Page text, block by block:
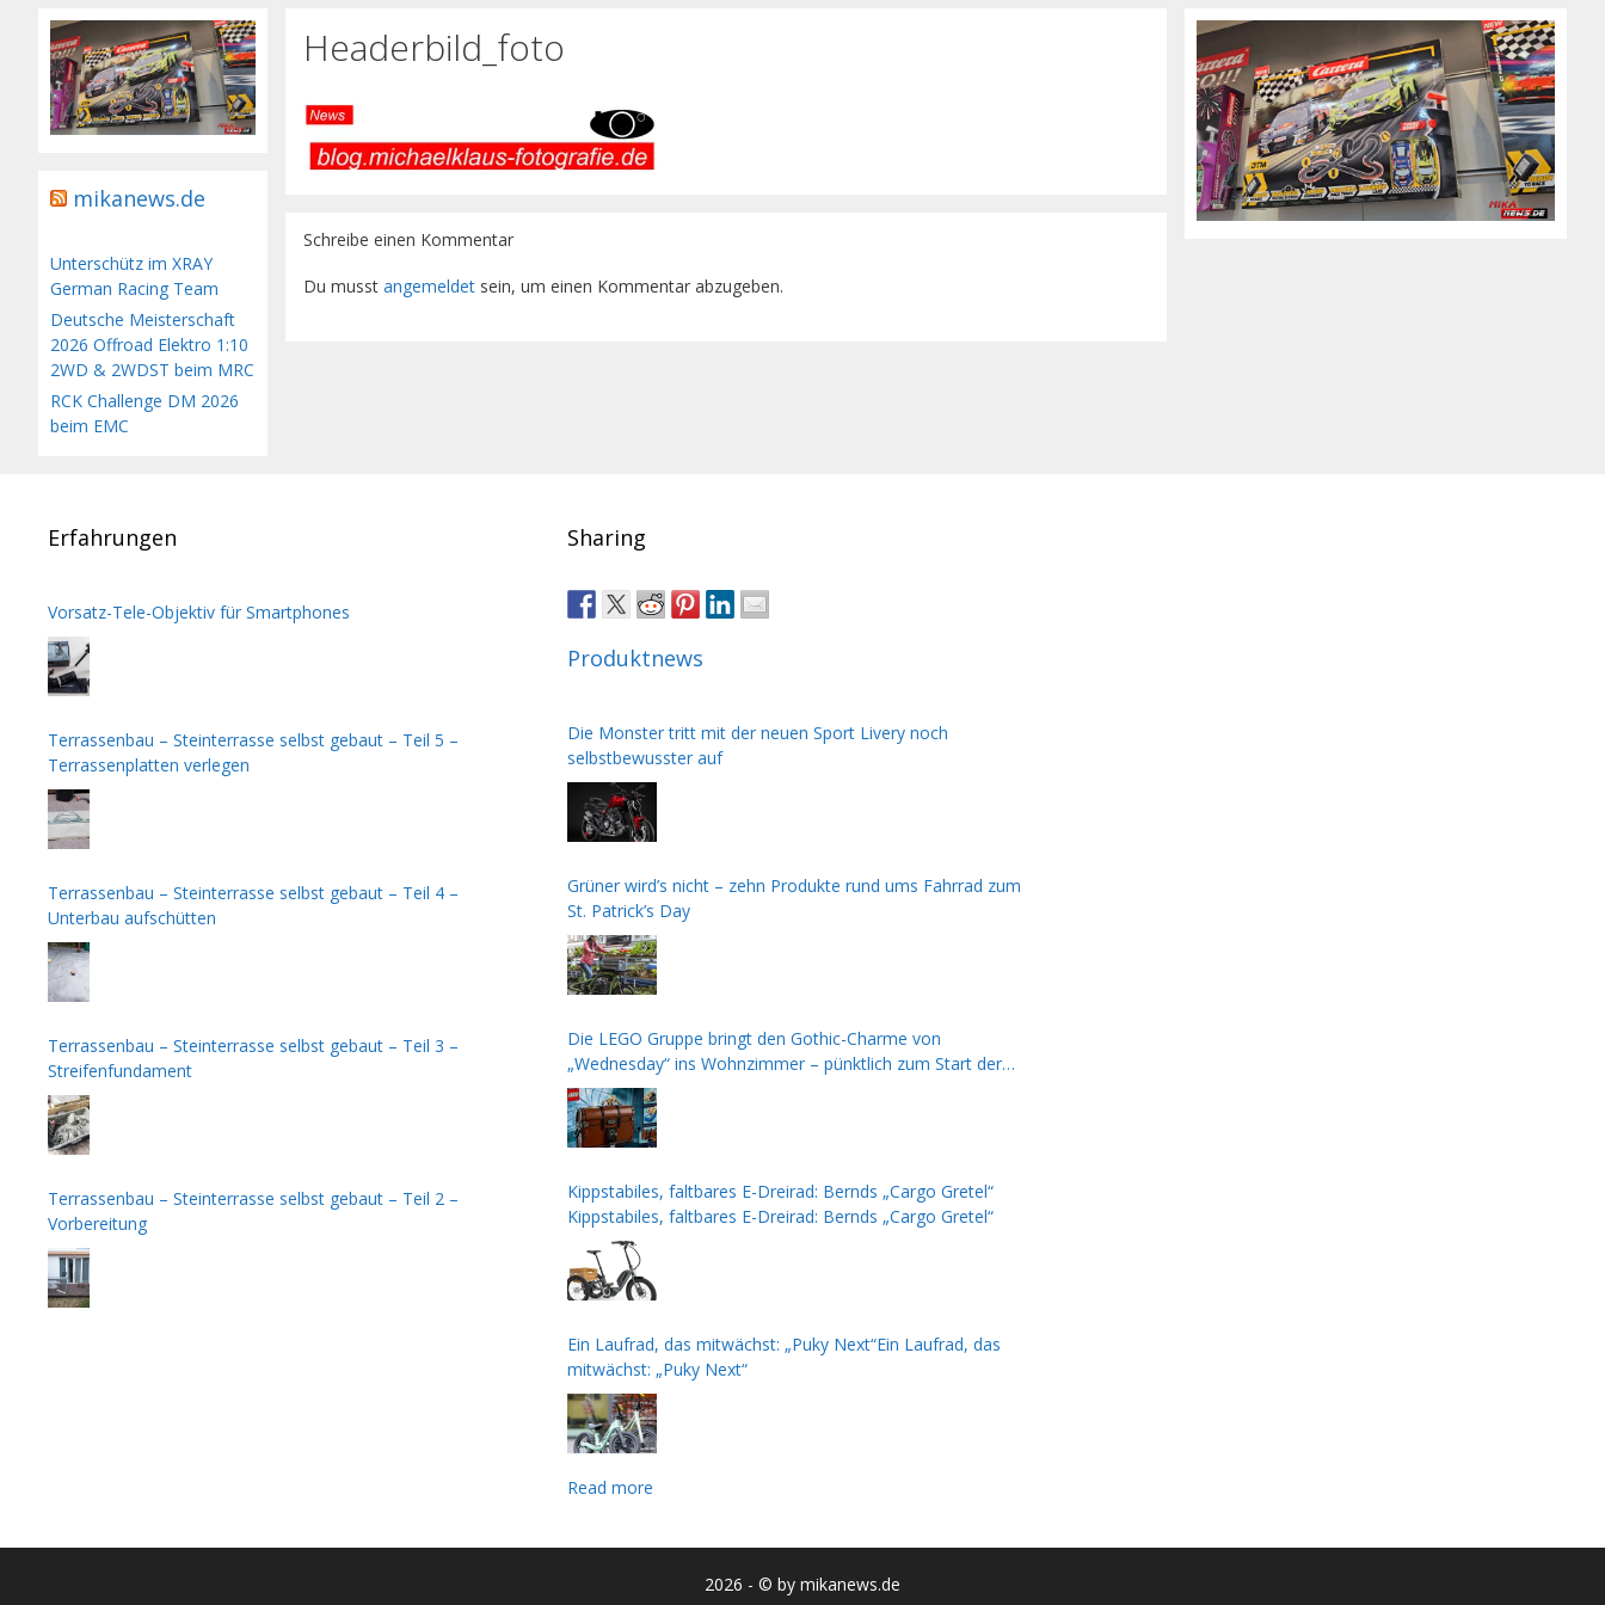
Headerbild_foto
Schreibe einen Kommentar
Du musst angemeldet sein, um einen Kommentar abzugeben.
mikanews.de
Unterschütz im XRAY
German Racing Team
Deutsche Meisterschaft
2026 Offroad Elektro 1:10
2WD & 2WDST beim MRC
RCK Challenge DM 2026
beim EMC
Erfahrungen
Vorsatz-Tele-Objektiv für Smartphones
Terrassenbau – Steinterrasse selbst gebaut – Teil 5 –
Terrassenplatten verlegen
Terrassenbau – Steinterrasse selbst gebaut – Teil 4 –
Unterbau aufschütten
Terrassenbau – Steinterrasse selbst gebaut – Teil 3 –
Streifenfundament
Terrassenbau – Steinterrasse selbst gebaut – Teil 2 –
Vorbereitung
Sharing
Produktnews
Die Monster tritt mit der neuen Sport Livery noch
selbstbewusster auf
Grüner wird’s nicht – zehn Produkte rund ums Fahrrad zum
St. Patrick’s Day
Die LEGO Gruppe bringt den Gothic-Charme von
„Wednesday“ ins Wohnzimmer – pünktlich zum Start der
zweiten Staffel
Kippstabiles, faltbares E-Dreirad: Bernds „Cargo Gretel“
Kippstabiles, faltbares E-Dreirad: Bernds „Cargo Gretel“
Ein Laufrad, das mitwächst: „Puky Next“Ein Laufrad, das
mitwächst: „Puky Next“
Read more
2026 - © by mikanews.de